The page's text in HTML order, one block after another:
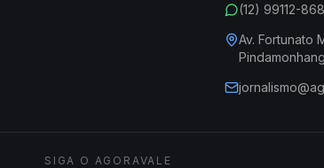
(12) 99112-
Av. Fortunato
SIGA O AGORAVALE